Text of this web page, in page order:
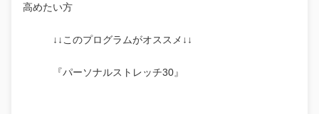
高めたい方
↓↓このプログラムがオススメ↓↓
『パーソナルストレッチ30』